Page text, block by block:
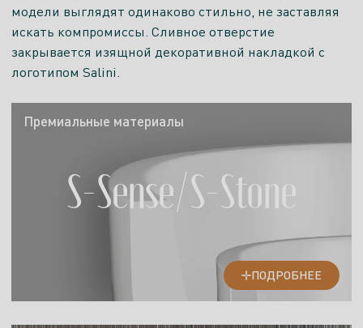
модели выглядят одинаково стильно, не заставляя
искать компромиссы. Сливное отверстие
закрывается изящной декоративной накладкой с
логотипом Salini.
Премиальные материалы
S-Sense/S-Stone
ПОДРОБНЕЕ